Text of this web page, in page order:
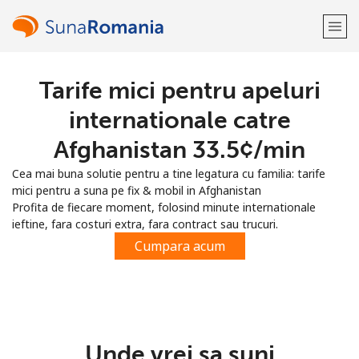
Bine-ai venit!
Inregistreaza-te cu
Tarife mici pentru apeluri
internationale catre
Afghanistan ⁦33.5¢⁩/min
Cea mai buna solutie pentru a tine legatura cu familia: tarife
mici pentru a suna pe fix & mobil in Afghanistan
Profita de fiecare moment, folosind minute internationale
ieftine, fara costuri extra, fara contract sau trucuri.
Cumpara acum